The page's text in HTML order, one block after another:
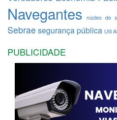
Navegantes núcleo de
Sebrae segurança pública Util
PUBLICIDADE